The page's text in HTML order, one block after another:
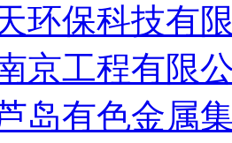
环保科技有
京工程有限
岛有色金属